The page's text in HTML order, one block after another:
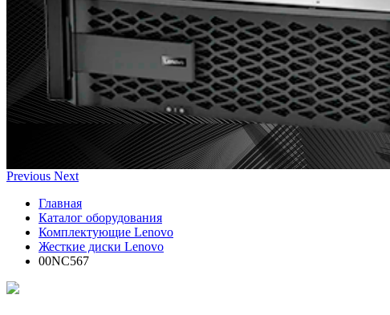
Previous Next
Главная
Каталог оборудования
Комплектующие Lenovo
Жесткие диски Lenovo
00NC567